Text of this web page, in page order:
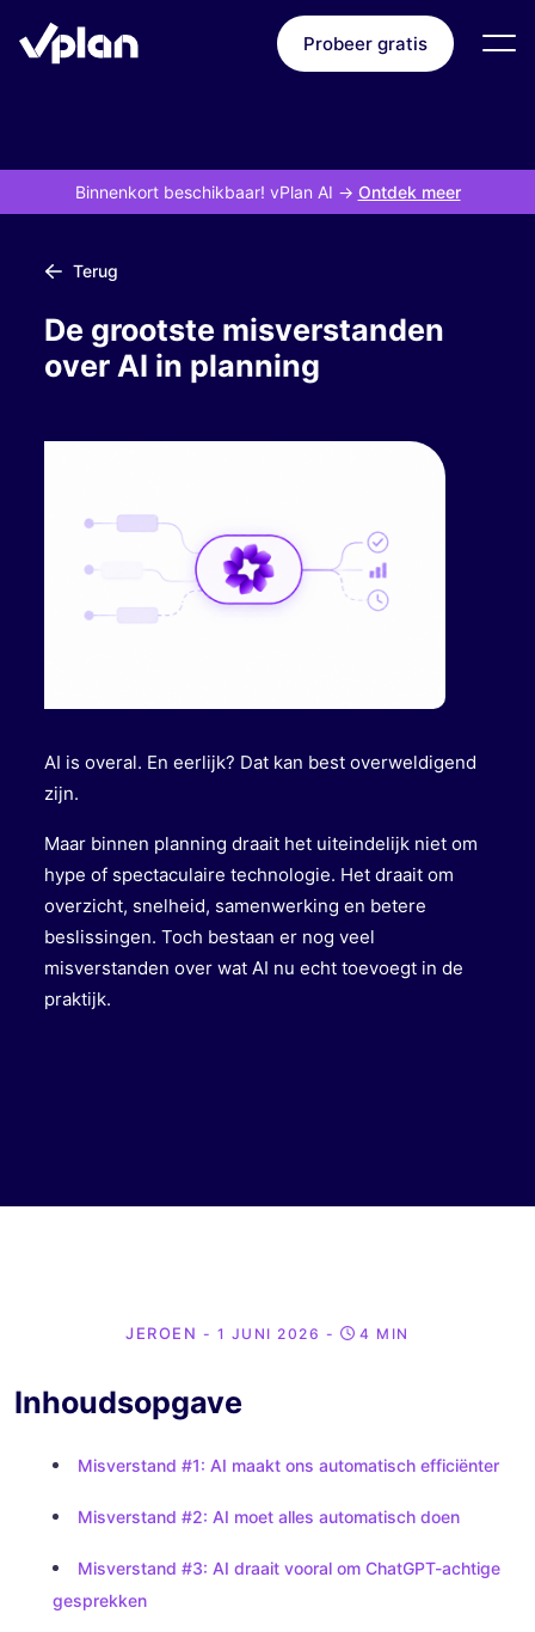
Probeer gratis
Binnenkort beschikbaar! vPlan AI -> Ontdek meer
Terug
De grootste misverstanden
over AI in planning
AI is overal. En eerlijk? Dat kan best overweldigend
zijn.
Maar binnen planning draait het uiteindelijk niet om
hype of spectaculaire technologie. Het draait om
overzicht, snelheid, samenwerking en betere
beslissingen. Toch bestaan er nog veel
misverstanden over wat AI nu echt toevoegt in de
praktijk.
JEROEN - 1 JUNI 2026 - 4 MIN
Inhoudsopgave
Misverstand #1: AI maakt ons automatisch efficiënter
Misverstand #2: AI moet alles automatisch doen
Misverstand #3: AI draait vooral om ChatGPT-achtige
gesprekken